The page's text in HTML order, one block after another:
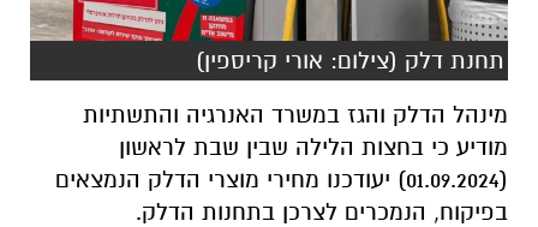
תחנת דלק (צילום: אורי קריספין)
מינהל הדלק והגז במשרד האנרגיה והתשתיות
מודיע כי בחצות הלילה שבין שבת לראשון
(01.09.2024) יעודכנו מחירי מוצרי הדלק הנמצאים
בפיקוח, הנמכרים לצרכן בתחנות הדלק.